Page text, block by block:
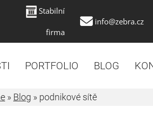
Stabilní
firma
info@zebra.cz
PORTFOLIO BLOG
» Blog » podnikové sítě